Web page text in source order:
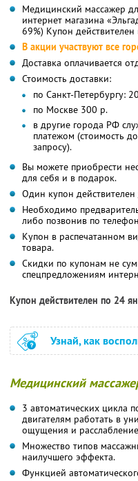
Медицинский массажер
интернет магазина
69%) Купон
В акции участвуют все
Доставка оплачивается
Стоимость доставки:
по Санкт-Петербургу:
по Москве 300 р.
в другие города РФ
платежом (стоимость
запросу).
Вы можете приобрести
для себя и в подарок.
Один купон
Необходимо
либо позвонив по
Купон в распечатанном
товара.
Скидки по купонам не
спецпредложениям
Купон действителен по 24
Узнай, как
Медицинский
3 автоматических цикла
двигателям работать в
ощущения и
Множество типов
наилучшего эффекта.
Функцией